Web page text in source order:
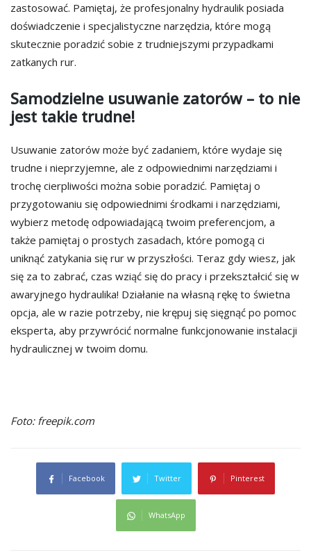
zastosować. Pamiętaj, że profesjonalny hydraulik posiada
doświadczenie i specjalistyczne narzędzia, które mogą
skutecznie poradzić sobie z trudniejszymi przypadkami
zatkanych rur.
Samodzielne usuwanie zatorów – to nie
jest takie trudne!
Usuwanie zatorów może być zadaniem, które wydaje się
trudne i nieprzyjemne, ale z odpowiednimi narzędziami i
trochę cierpliwości można sobie poradzić. Pamiętaj o
przygotowaniu się odpowiednimi środkami i narzędziami,
wybierz metodę odpowiadającą twoim preferencjom, a
także pamiętaj o prostych zasadach, które pomogą ci
uniknąć zatykania się rur w przyszłości. Teraz gdy wiesz, jak
się za to zabrać, czas wziąć się do pracy i przekształcić się w
awaryjnego hydraulika! Działanie na własną rękę to świetna
opcja, ale w razie potrzeby, nie krępuj się sięgnąć po pomoc
eksperta, aby przywrócić normalne funkcjonowanie instalacji
hydraulicznej w twoim domu.
Foto: freepik.com
Facebook Twitter Pinterest
WhatsApp